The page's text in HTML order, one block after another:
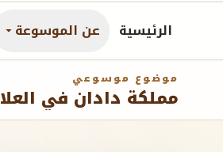
الرئيسية عن الموسوعة
موضوع موسوعي
مملكة دادان في العلا